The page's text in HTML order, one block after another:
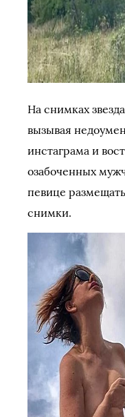
На снимках
вызывая
инстаграма и
озабоченных
певице
снимки.